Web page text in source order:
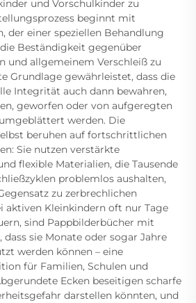
und Vorschulkinder zu
beginnt mit
der einer speziellen Behandlung
Beständigkeit gegenüber
und allgemeinem Verschleiß zu
Grundlage gewährleistet, dass die
Integrität auch dann bewahren,
geworfen oder von aufgeregten
werden. Die
beruhen auf fortschrittlichen
Sie nutzen verstärkte
flexible Materialien, die Tausende
problemlos aushalten,
zu zerbrechlichen
aktiven Kleinkindern oft nur Tage
sind Pappbilderbücher mit
sie Monate oder sogar Jahre
werden können – eine
für Familien, Schulen und
Ecken beseitigen scharfe
darstellen könnten, und